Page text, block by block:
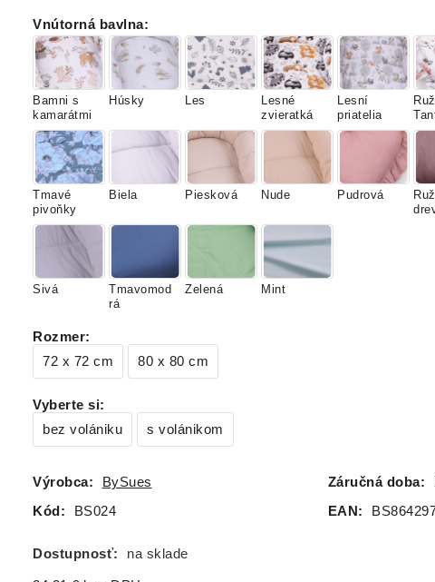
Vnútorná bavlna:
Bamni s
kamarátmi
Húsky Les
Lesné
zvieratká
Lesní
priatelia
Tmavé
pivoňky
Biela Piesková Nude Pudrová
Sivá
Tmavomod
rá
Zelená Mint
Rozmer:
72 x 72 cm
80 x 80 cm
Vyberte si:
bez volániku
s volánikom
Výrobca: BySues Záručná doba:
Kód:
BS024 EAN:
Dostupnosť: na sklade